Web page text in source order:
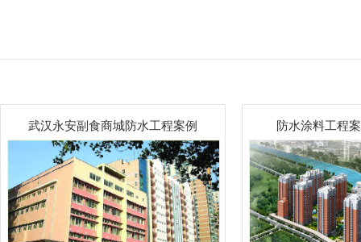
防水涂料工程案例一太原小区 防水涂料工程案